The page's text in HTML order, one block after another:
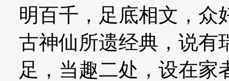
明百千，足底相文，众
古神仙所遗经典，说有
足，当趣二处，设在家